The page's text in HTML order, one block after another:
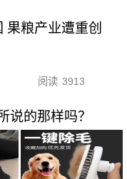
果粮产业遭重创
阅读 3913
说的那样吗？